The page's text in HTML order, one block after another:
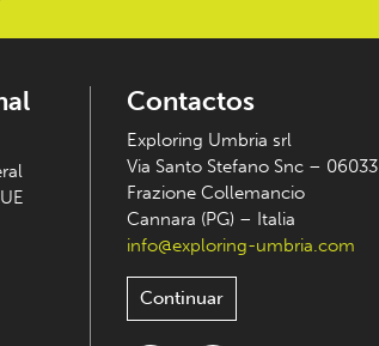
Contactos
Exploring Umbria srl
Via Santo Stefano Snc – 06033
Frazione Collemancio
Cannara (PG) – Italia
info@exploring-umbria.com
Continuar